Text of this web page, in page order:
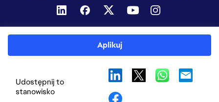
Aplikuj
Udostępnij to
stanowisko